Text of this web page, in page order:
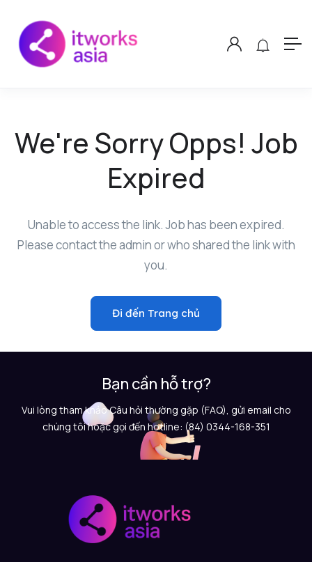
We're Sorry Opps! Job
Expired
Unable to access the link. Job has been expired.
Please contact the admin or who shared the link with
you.
Đi đến Trang chủ
Bạn cần hỗ trợ?
Vui lòng tham khảo Câu hỏi thường gặp (FAQ), gửi email cho
chúng tôi hoặc gọi đến hotline: (84) 0344-168-351